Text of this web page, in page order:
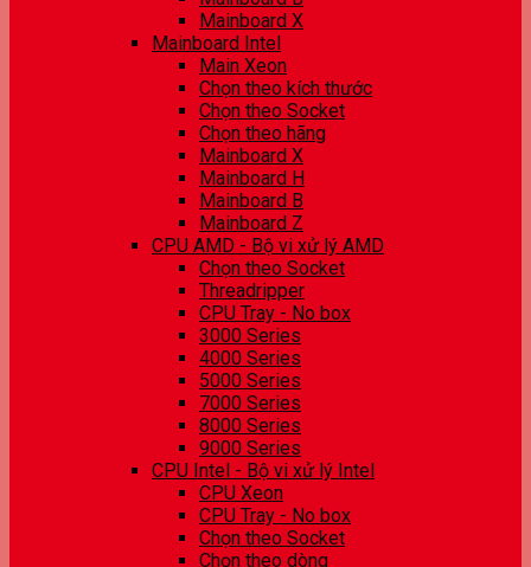
Mainboard X
Mainboard Intel
Main Xeon
Chọn theo kích thước
Chọn theo Socket
Chọn theo hãng
Mainboard X
Mainboard H
Mainboard B
Mainboard Z
CPU AMD - Bộ vi xử lý AMD
Chọn theo Socket
Threadripper
CPU Tray - No box
3000 Series
4000 Series
5000 Series
7000 Series
8000 Series
9000 Series
CPU Intel - Bộ vi xử lý Intel
CPU Xeon
CPU Tray - No box
Chọn theo Socket
Chọn theo dòng